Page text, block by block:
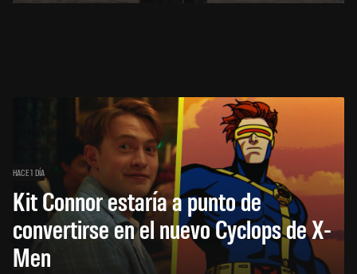
HACE 1 DÍA
Kit Connor estaría a punto de
convertirse en el nuevo Cyclops de X-
Men